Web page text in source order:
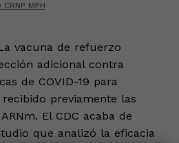
MPH
vacuna de refuerzo
adicional contra
de COVID-19 para
previamente las
El CDC acaba de
que analizó la eficacia